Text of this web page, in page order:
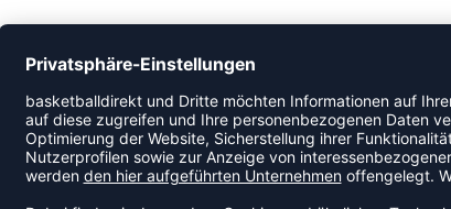
Teamsport Kollektion.